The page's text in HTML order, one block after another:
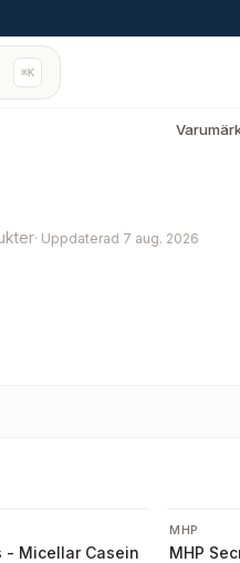
⌘K
· Uppdaterad 7 aug. 2026
- Micellar Casein
MHP
MHP